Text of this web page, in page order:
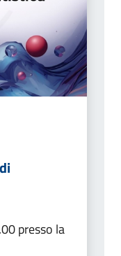
presso la